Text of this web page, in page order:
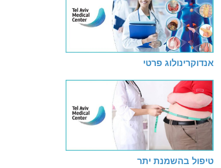
אנדוקרינולוג פרטי
טיפול בהשמנת יתר